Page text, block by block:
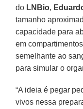
do LNBio,
tamanho
capacidade para
em
semelhante ao
para simular o
“A ideia é pegar
vivos nessa